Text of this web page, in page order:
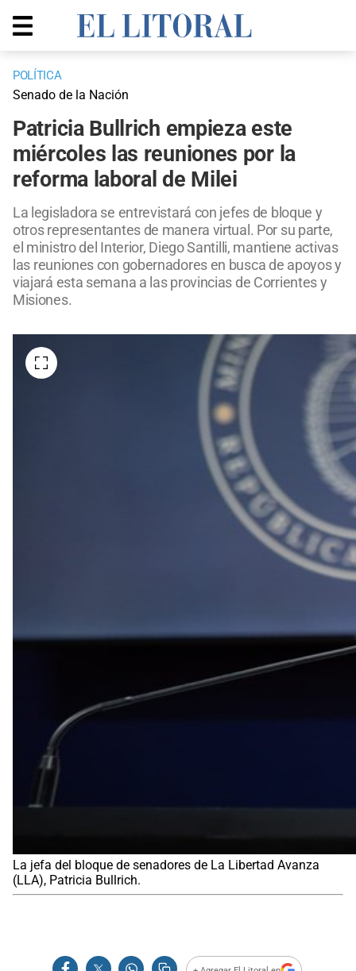
POLÍTICA
Senado de la Nación
Patricia Bullrich empieza este
miércoles las reuniones por la
reforma laboral de Milei
La legisladora se entrevistará con jefes de bloque y
otros representantes de manera virtual. Por su parte,
el ministro del Interior, Diego Santilli, mantiene activas
las reuniones con gobernadores en busca de apoyos y
viajará esta semana a las provincias de Corrientes y
Misiones.
La jefa del bloque de senadores de La Libertad Avanza
(LLA), Patricia Bullrich.